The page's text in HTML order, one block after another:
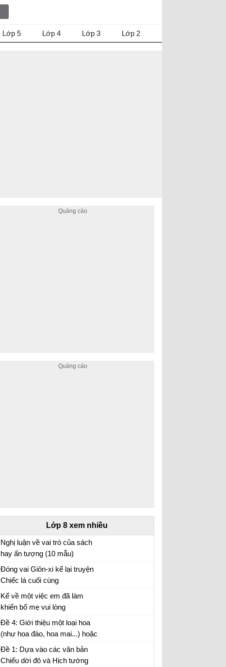
Lớp 5 Lớp 4 Lớp 3 Lớp 2
Lớp 8 xem nhiều
Nghị luận về vai trò của sách
hay ấn tượng (10 mẫu)
Đóng vai Giôn-xi kể lại truyện
Chiếc lá cuối cùng
Vào vai Giôn-xi kể lại câu chuyện Chiếc lá cuối
cùng
Kể về một việc em đã làm
khiến bố mẹ vui lòng
Bài viết số 2 lớp 8 đề 3
Đề 4: Giới thiệu một loại hoa
(như hoa đào, hoa mai...) hoặc
một loại cây (như cây chuối,
cây na...)
Đề 1: Dựa vào các văn bản
Chiếu dời đô và Hịch tướng